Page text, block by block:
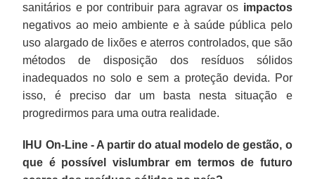
sanitários e por contribuir para agravar os impactos
negativos ao meio ambiente e à saúde pública pelo
uso alargado de lixões e aterros controlados, que são
métodos de disposição dos resíduos sólidos
inadequados no solo e sem a proteção devida. Por
isso, é preciso dar um basta nesta situação e
progredirmos para uma outra realidade.
IHU On-Line - A partir do atual modelo de gestão, o
que é possível vislumbrar em termos de futuro